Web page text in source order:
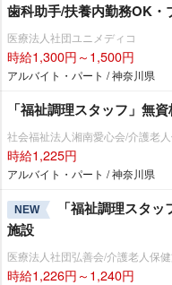
歯科助手/扶養内勤務OK・
医療法人社団ユニメディコ
時給1,300円～1,500円
アルバイト・パート / 神奈川県
「福祉調理スタッフ」無
社会福祉法人湘南愛心会/介護老
時給1,225円
アルバイト・パート / 神奈川県
NEW
「福祉調理スタ
施設
医療法人社団弘善会/介護老人保
時給1,226円～1,240円